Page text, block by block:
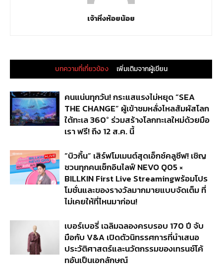
เจ้าหิ่งห้อยน้อย
บทความที่เกี่ยวข้อง เพิ่มเติมจากผู้เขียน
คนแน่นทุกวัน! กระแสแรงไม่หยุด “SEA
THE CHANGE” ผู้เข้าชมหลั่งไหลสัมผัสโลก
ใต้ทะเล 360° ร่วมสร้างโลกทะเลใหม่ด้วยมือ
เรา ฟรี! ถึง 12 ส.ค. นี้
“บิวกิ้น” เสิร์ฟโมเมนต์สุดเอ็กซ์คลูซีฟ! เชิญ
ชวนทุกคนเช็กอินไลฟ์ NEVO Q05 ×
BILLKIN First Live Streamingพร้อมโปร
โมชั่นและของรางวัลมากมายแบบจัดเต็ม ที่
ไม่เคยให้ที่ไหนมาก่อน!
เบอร์เบอรี่ เฉลิมฉลองครบรอบ 170 ปี จับ
มือกับ V&A เปิดตัวนิทรรศการที่นำเสนอ
ประวัติศาสตร์และนวัตกรรมของเทรนช์โค้
ทอันเป็นเอกลักษณ์